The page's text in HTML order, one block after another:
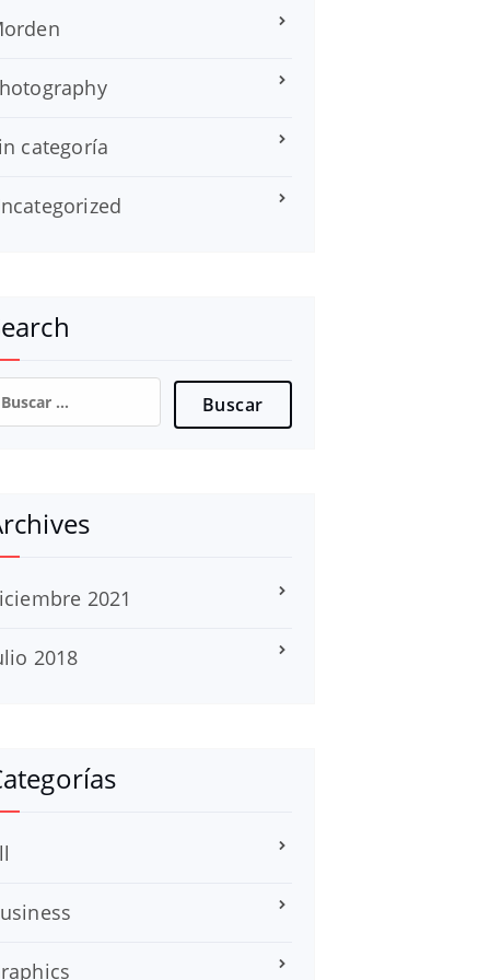
categoría
2021
2018